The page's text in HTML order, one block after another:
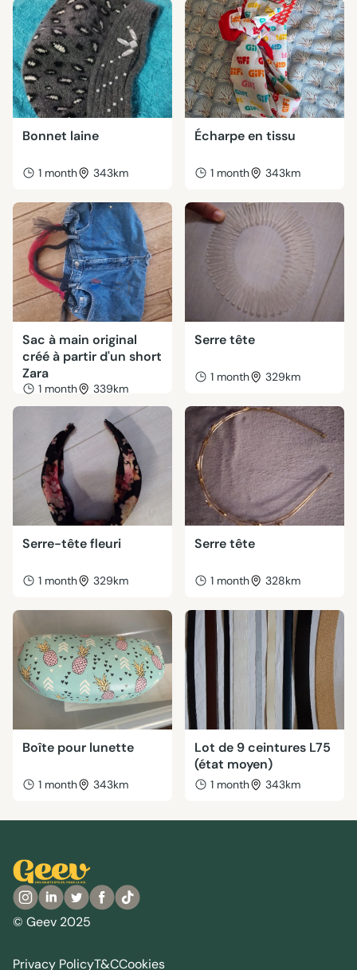
Bonnet laine
1 month 343km
Écharpe en tissu
1 month 343km
Sac à main original
créé à partir d'un short
Zara
1 month 339km
Serre tête
1 month 329km
Serre-tête fleuri
1 month 329km
Serre tête
1 month 328km
Boîte pour lunette
1 month 343km
Lot de 9 ceintures L75
(état moyen)
1 month 343km
© Geev 2025
Privacy PolicyT&CCookies